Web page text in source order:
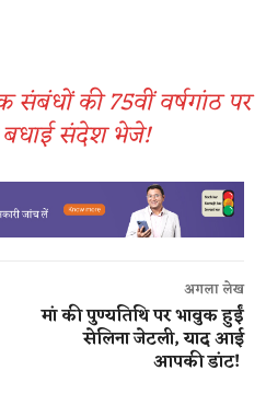
संबंधों की 75वीं वर्षगांठ पर
संदेश भेजे​!
अगला लेख
मां की पुण्यतिथि पर भावुक हुईं
सेलिना जेटली, याद आई
आपकी डांट!